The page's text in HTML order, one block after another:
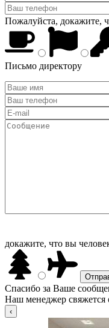
Пожалуйста, докажите,
Письмо директору
докажите, что вы
Спасибо за Ваше
Наш менеджер